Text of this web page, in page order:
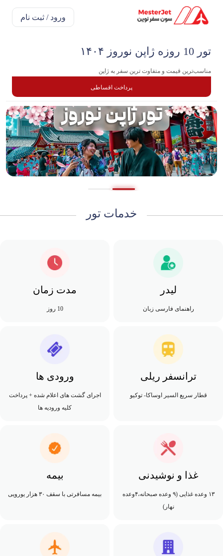
ورود / ثبت نام
تور 10 روزه ژاپن نوروز ۱۴۰۴
مناسب‌ترین قیمت و متفاوت ترین سفر به ژاپن
پرداخت اقساطی
خدمات تور
لیدر
راهنمای فارسی زبان
مدت زمان
10 روز
ترانسفر ریلی
قطار سریع السیر اوساکا- توکیو
ورودی ها
اجرای گشت های اعلام شده + پرداخت
کلیه ورودیه ها
غذا و نوشیدنی
۱۳ وعده غذایی (۹ وعده صبحانه،۴وعده
نهار)
بیمه
بیمه مسافرتی با سقف ۳۰ هزار یورویی